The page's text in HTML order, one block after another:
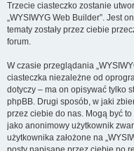
Trzecie ciasteczko zostanie
„WYSIWYG Web Builder”. Jest
tematy zostały przez ciebie
forum.
W czasie przeglądania
ciasteczka niezależne od
dotyczy – ma on opisywać tylko
phpBB. Drugi sposób, w jaki
przez ciebie do nas. Mogą być
jako anonimowy użytkownik
użytkownika założone na